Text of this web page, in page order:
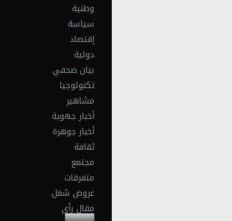
وطنية
سياسة
إقتصاد
دولية
بيان صحفي
تكنولوجيا
مشاهير
أخبار جهوية
أخبار جوهرة
ثقافة
مجتمع
متفرقات
عروض شغل
مقال رأي